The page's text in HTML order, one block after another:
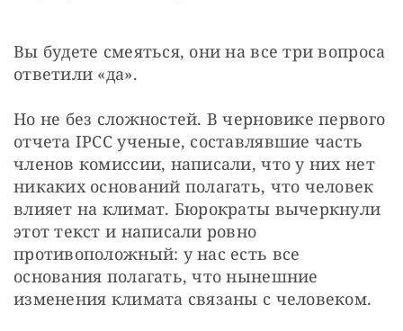
Вы будете смеяться, они на все три вопроса
ответили «да».
Но не без сложностей. В черновике первого
отчета IPCC ученые, составлявшие часть
членов комиссии, написали, что у них нет
никаких оснований полагать, что человек
влияет на климат. Бюрократы вычеркнули
этот текст и написали ровно
противоположный: у нас есть все
основания полагать, что нынешние
изменения климата связаны с человеком.